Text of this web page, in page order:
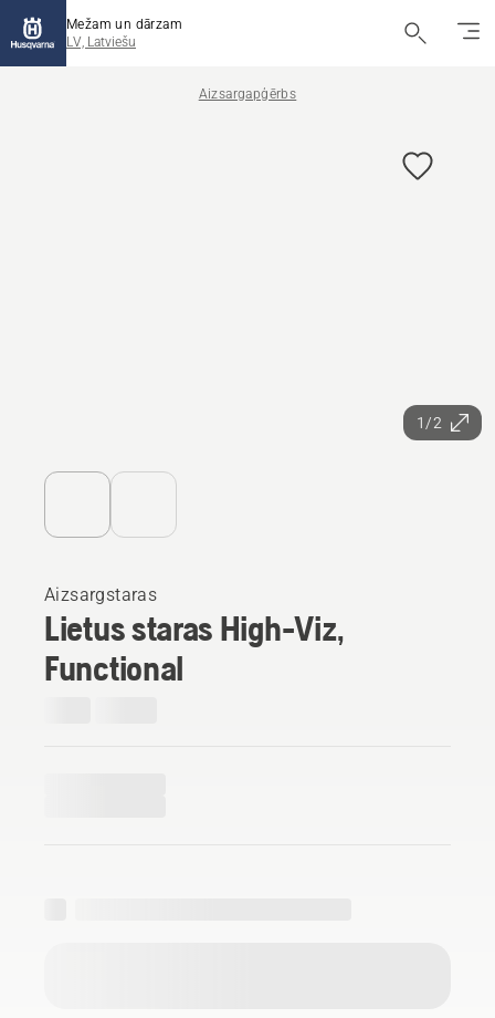
Mežam un dārzam
LV, Latviešu
Aizsargapģērbs
1/2
Aizsargstaras
Lietus staras High-Viz,
Functional